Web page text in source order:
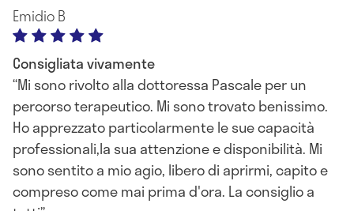
Emidio B
Consigliata vivamente
Mi sono rivolto alla dottoressa Pascale per un
percorso terapeutico. Mi sono trovato benissimo.
Ho apprezzato particolarmente le sue capacità
professionali,la sua attenzione e disponibilità. Mi
sono sentito a mio agio, libero di aprirmi, capito e
compreso come mai prima d'ora. La consiglio a